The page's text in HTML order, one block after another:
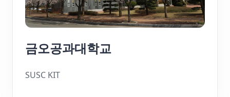
금오공과대학교
SUSC KIT